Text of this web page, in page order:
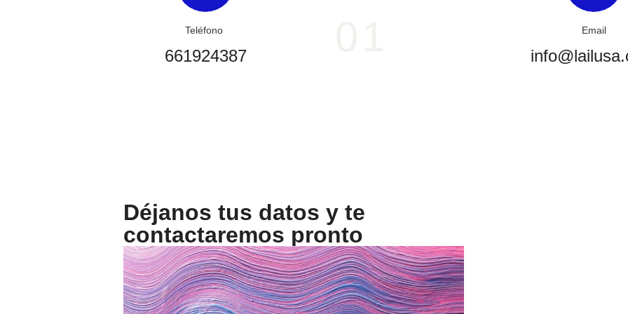
Teléfono
661924387
Email
Déjanos tus datos y te
contactaremos pronto